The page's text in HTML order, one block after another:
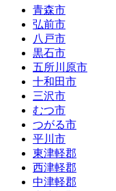
青森市
弘前市
八戸市
黒石市
五所川原市
十和田市
三沢市
むつ市
つがる市
平川市
東津軽郡
西津軽郡
中津軽郡